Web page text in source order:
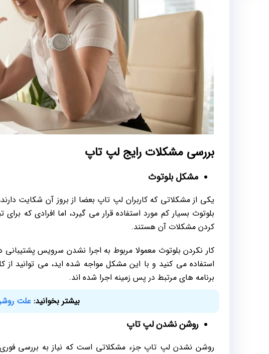
بررسی مشکلات رایج لپ تاپ
مشکل بلوتوث
یکی از مشکلاتی که کاربران لپ تاپ بعضا از بروز آن شکایت
بلوتوث بسیار کم مورد استفاده قرار می گیرد، اما افرادی که
کردن مشکلات آن هستند.
کار نکردن بلوتوث معمولا مربوط به اجرا نشدن سرویس
برنامه های مرتبط در پس زمینه اجرا شده اند.
بیشتر بخوانید:علت
روشن نشدن لپ تاپ
روشن نشدن لپ تاپ جزء مشکلاتی است که نیاز به بررسی